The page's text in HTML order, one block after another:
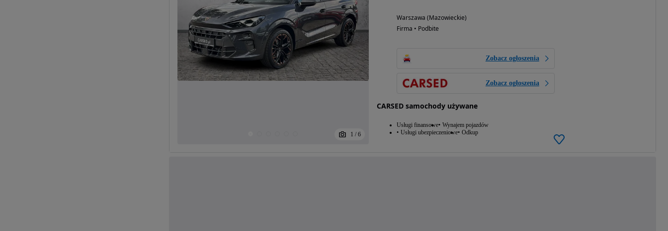
1 / 6
Warszawa (Mazowieckie)
Firma • Podbite
Zobacz ogłoszenia
Zobacz ogłoszenia
CARSED samochody używane
Usługi finansowe Wynajem pojazdów
Usługi ubezpieczeniowe Odkup